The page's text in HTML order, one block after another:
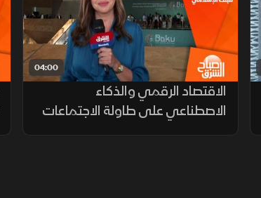
04:00
الاقتصاد الرقمي والذكاء
الاصطناعي على طاولة الاجتماعات
السنوية للبنك الإسلامي